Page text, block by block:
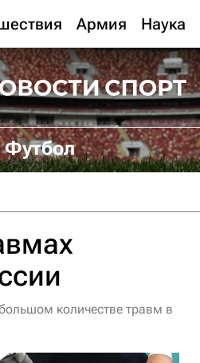
Армия Наука
Футбол
количестве травм в